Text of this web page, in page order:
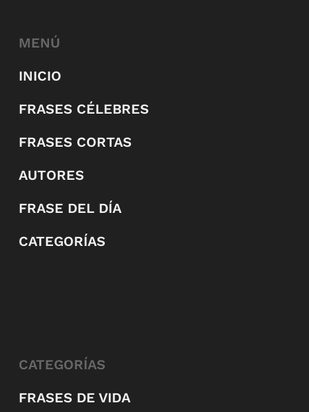
MENÚ
INICIO
FRASES CÉLEBRES
FRASES CORTAS
AUTORES
FRASE DEL DÍA
CATEGORÍAS
CATEGORÍAS
FRASES DE VIDA